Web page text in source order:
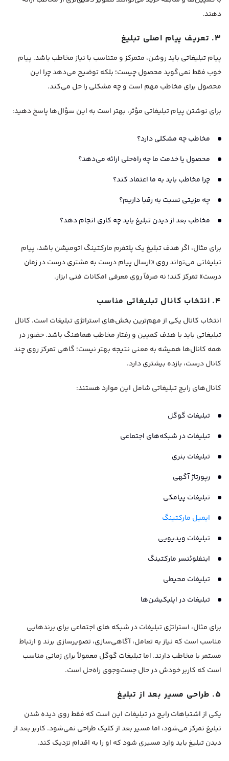
دهند.
۳. تعریف پیام اصلی تبلیغ
پیام تبلیغاتی باید روشن، متمرکز و متناسب با نیاز مخاطب باشد. پیام
خوب فقط نمی‌گوید محصول چیست؛ بلکه توضیح می‌دهد چرا این
محصول برای مخاطب مهم است و چه مشکلی را حل می‌کند.
برای نوشتن پیام تبلیغاتی مؤثر، بهتر است به این سؤال‌ها پاسخ دهید:
مخاطب چه مشکلی دارد؟
محصول یا خدمت ما چه راه‌حلی ارائه می‌دهد؟
چرا مخاطب باید به ما اعتماد کند؟
چه مزیتی نسبت به رقبا داریم؟
مخاطب بعد از دیدن تبلیغ باید چه کاری انجام دهد؟
برای مثال، اگر هدف تبلیغ یک پلتفرم مارکتینگ اتومیشن باشد، پیام
تبلیغاتی می‌تواند روی «ارسال پیام درست به مشتری درست در زمان
درست» تمرکز کند؛ نه صرفاً روی معرفی امکانات فنی ابزار.
۴. انتخاب کانال تبلیغاتی مناسب
انتخاب کانال یکی از مهم‌ترین بخش‌های استراتژی تبلیغات است. کانال
تبلیغاتی باید با هدف کمپین و رفتار مخاطب هماهنگ باشد. حضور در
همه کانال‌ها همیشه به معنی نتیجه بهتر نیست؛ گاهی تمرکز روی چند
کانال درست، بازده بیشتری دارد.
کانال‌های رایج تبلیغاتی شامل این موارد هستند:
تبلیغات گوگل
تبلیغات در شبکه‌های اجتماعی
تبلیغات بنری
رپورتاژ آگهی
تبلیغات پیامکی
ایمیل مارکتینگ
تبلیغات ویدیویی
اینفلوئنسر مارکتینگ
تبلیغات محیطی
تبلیغات در اپلیکیشن‌ها
برای مثال، استراتژی تبلیغات در شبکه های اجتماعی برای برندهایی
مناسب است که نیاز به تعامل، آگاهی‌سازی، تصویرسازی برند و ارتباط
مستمر با مخاطب دارند. اما تبلیغات گوگل معمولاً برای زمانی مناسب
است که کاربر خودش در حال جست‌وجوی راه‌حل است.
۵. طراحی مسیر بعد از تبلیغ
یکی از اشتباهات رایج در تبلیغات این است که فقط روی دیده شدن
تبلیغ تمرکز می‌شود، اما مسیر بعد از کلیک طراحی نمی‌شود. کاربر بعد از
دیدن تبلیغ باید وارد مسیری شود که او را به اقدام نزدیک کند.